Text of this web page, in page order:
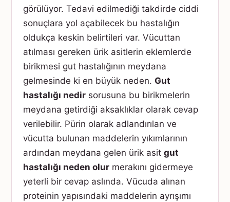
görülüyor. Tedavi edilmediği takdirde ciddi
sonuçlara yol açabilecek bu hastalığın
oldukça keskin belirtileri var. Vücuttan
atılması gereken ürik asitlerin eklemlerde
birikmesi gut hastalığının meydana
gelmesinde ki en büyük neden. Gut
hastalığı nedir sorusuna bu birikmelerin
meydana getirdiği aksaklıklar olarak cevap
verilebilir. Pürin olarak adlandırılan ve
vücutta bulunan maddelerin yıkımlarının
ardından meydana gelen ürik asit gut
hastalığı neden olur merakını gidermeye
yeterli bir cevap aslında. Vücuda alınan
proteinin yapısındaki maddelerin ayrışımı